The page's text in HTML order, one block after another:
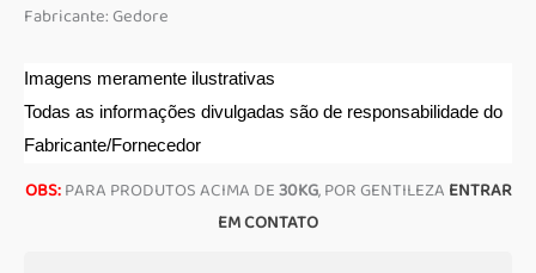
Fabricante: Gedore
Imagens meramente ilustrativas
Todas as informações divulgadas são de responsabilidade do
Fabricante/Fornecedor
OBS:PARA PRODUTOS ACIMA DE30KG, POR GENTILEZA ENTRAR
EM CONTATO